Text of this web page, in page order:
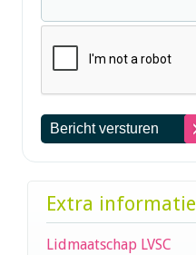
Extra informatie
Lidmaatschap LVSC